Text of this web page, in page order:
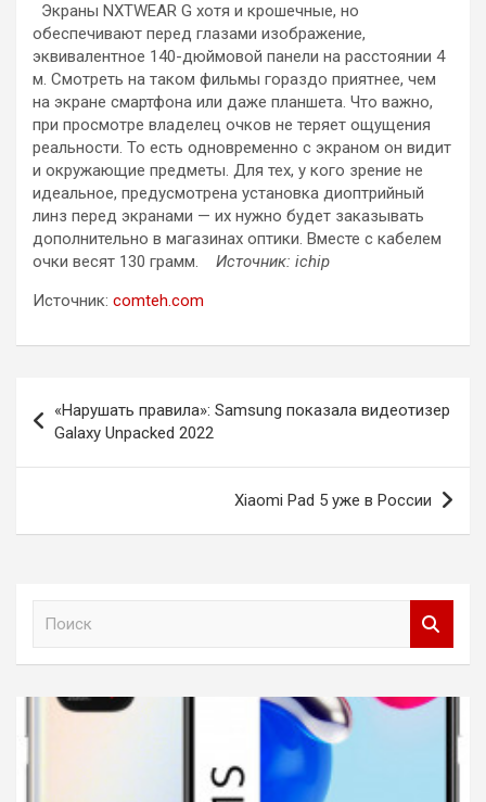
Экраны NXTWEAR G хотя и крошечные, но
обеспечивают перед глазами изображение,
эквивалентное 140-дюймовой панели на расстоянии 4
м. Смотреть на таком фильмы гораздо приятнее, чем
на экране смартфона или даже планшета. Что важно,
при просмотре владелец очков не теряет ощущения
реальности. То есть одновременно с экраном он видит
и окружающие предметы. Для тех, у кого зрение не
идеальное, предусмотрена установка диоптрийный
линз перед экранами — их нужно будет заказывать
дополнительно в магазинах оптики. Вместе с кабелем
очки весят 130 грамм. Источник: ichip
Источник: comteh.com
по
записям
«Нарушать правила»: Samsung показала видеотизер
Galaxy Unpacked 2022
Xiaomi Pad 5 уже в России
к